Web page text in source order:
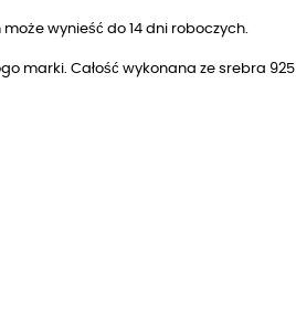
wynieść do 14 dni roboczych.
marki. Całość wykonana ze srebra 925